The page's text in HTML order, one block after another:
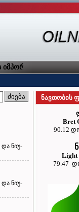
კავშირი
ნიუ-
ნიუ-
ნავთობის
Bret
90.12
Light
79.47